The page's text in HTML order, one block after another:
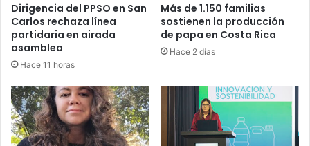
Dirigencia del PPSO en San
Carlos rechaza línea
partidaria en airada
asamblea
Hace 11 horas
Más de 1.150 familias
sostienen la producción
de papa en Costa Rica
Hace 2 días